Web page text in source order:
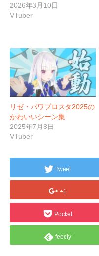
2026年3月10日
VTuber
リゼ・パワプロスタ2025の
かわいいシーン集
2025年7月8日
VTuber
Tweet
+1
Pocket
feedly